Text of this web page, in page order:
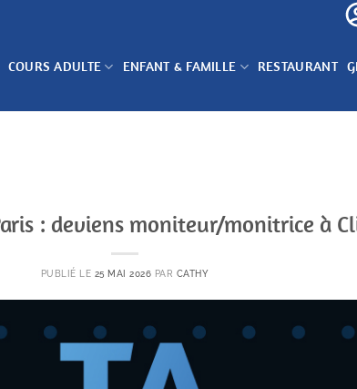
COURS ADULTE ENFANT & FAMILLE RESTAURANT
: deviens moniteur/monitrice à
PUBLIÉ LE 25 MAI 2026 PAR CATHY